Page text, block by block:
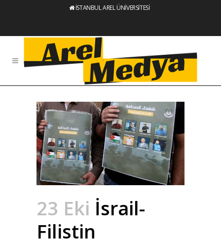
İSTANBUL AREL ÜNİVERSİTESİ
23 Eki İsrail-
Filistin